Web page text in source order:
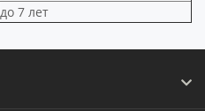
до 7 лет